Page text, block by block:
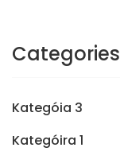
Categories
Kategóia 3
Kategóira 1